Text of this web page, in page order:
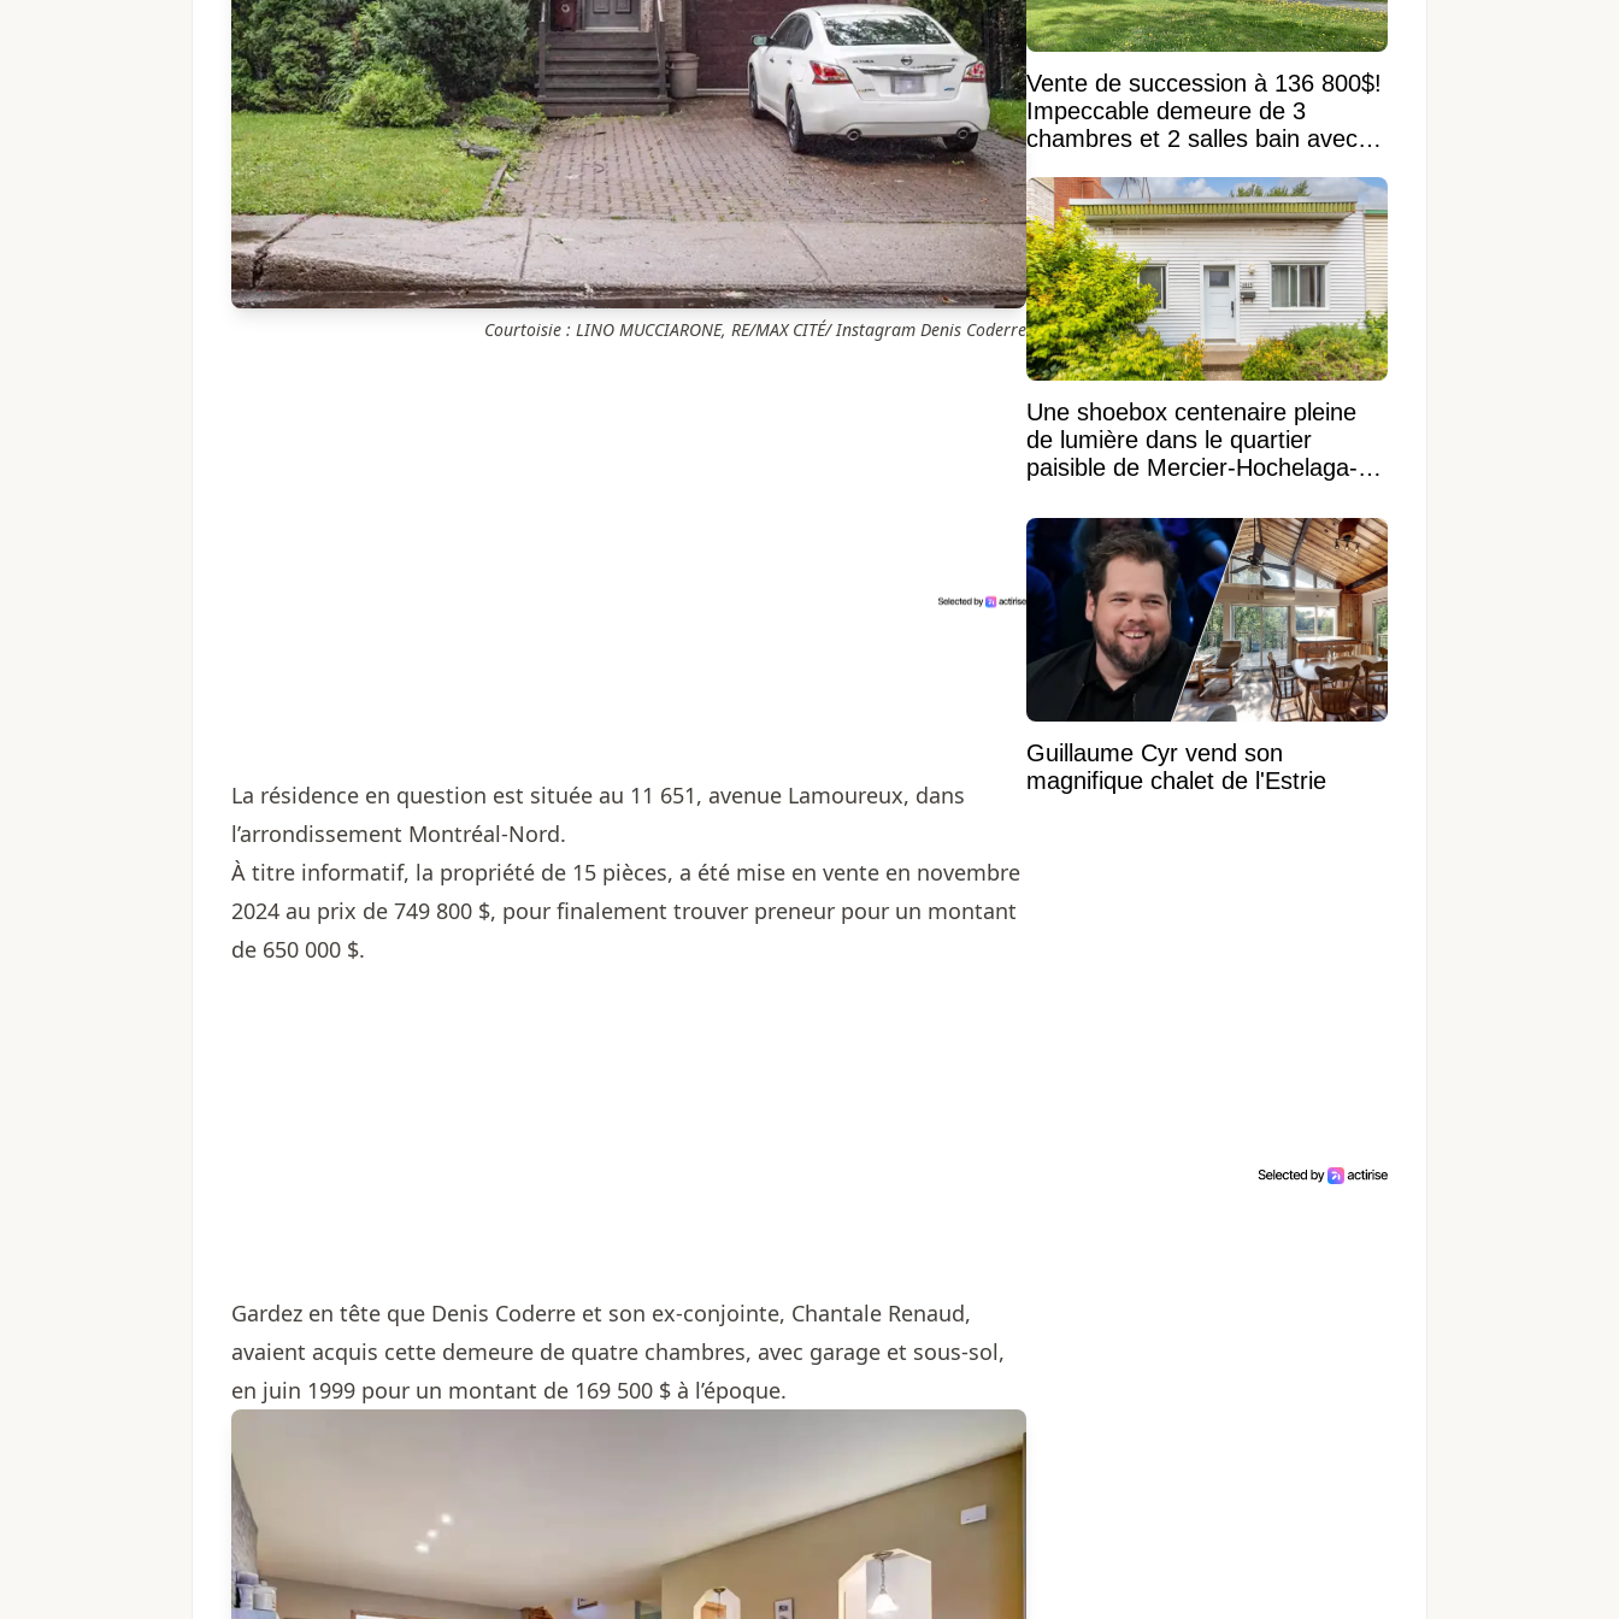
Courtoisie : LINO MUCCIARONE, RE/MAX CITÉ/ Instagram Denis Coderre
La résidence en question est située au 11 651, avenue Lamoureux, dans
l’arrondissement Montréal-Nord.
À titre informatif, la propriété de 15 pièces, a été mise en vente en novembre
2024 au prix de 749 800 $, pour finalement trouver preneur pour un montant
de 650 000 $.
Gardez en tête que Denis Coderre et son ex-conjointe, Chantale Renaud,
avaient acquis cette demeure de quatre chambres, avec garage et sous-sol,
en juin 1999 pour un montant de 169 500 $ à l’époque.
Vente de succession à 136 800$!
Impeccable demeure de 3
chambres et 2 salles bain avec
Une shoebox centenaire pleine
de lumière dans le quartier
paisible de Mercier-Hochelaga-
Guillaume Cyr vend son
magnifique chalet de l'Estrie